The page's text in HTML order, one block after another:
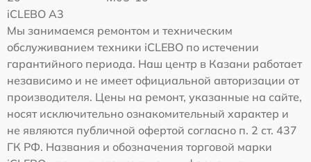
iCLEBO A3
Мы занимаемся ремонтом и техническим
обслуживанием техники iCLEBO по истечении
гарантийного периода. Наш центр в Казани работает
независимо и не имеет официальной авторизации от
производителя. Цены на ремонт, указанные на сайте,
носят исключительно ознакомительный характер и
не являются публичной офертой согласно п. 2 ст. 437
ГК РФ. Названия и обозначения торговой марки